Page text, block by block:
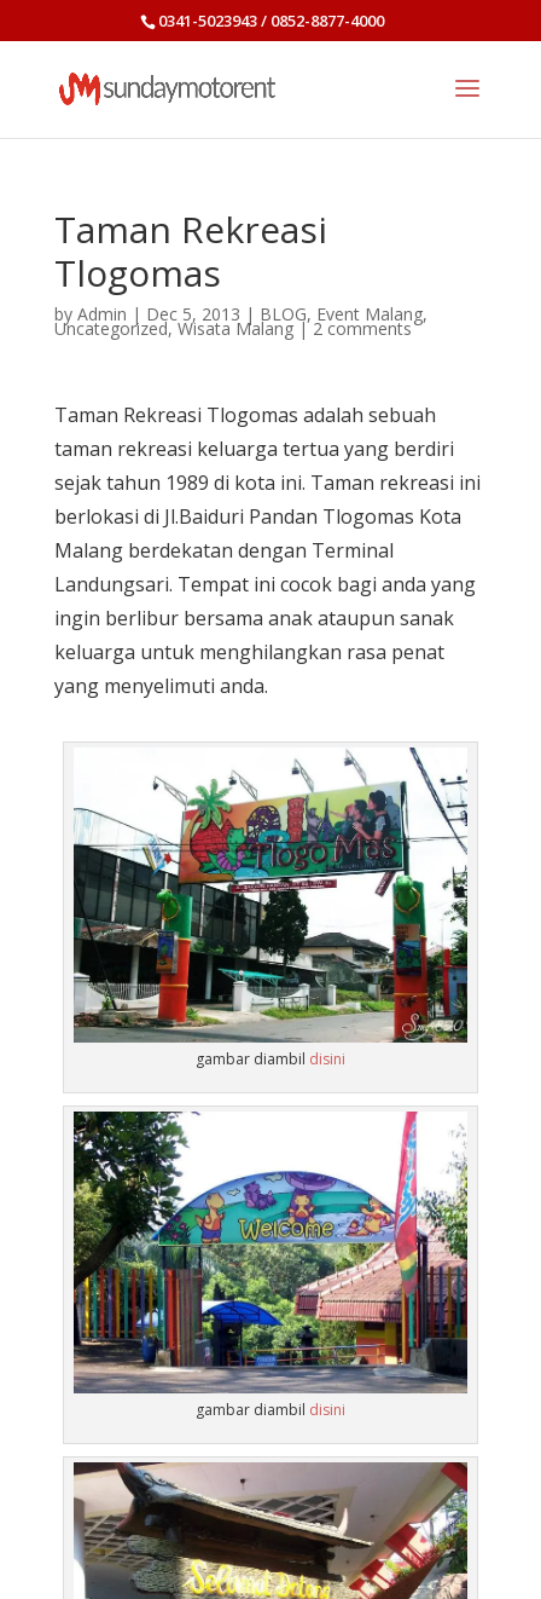
0341-5023943 / 0852-8877-4000
Taman Rekreasi
Tlogomas
by Admin | Dec 5, 2013 | BLOG, Event Malang,
Uncategorized,Wisata Malang|2 comments
Taman Rekreasi Tlogomas adalah sebuah
taman rekreasi keluarga tertua yang berdiri
sejak tahun 1989 di kota ini. Taman rekreasi ini
berlokasi di Jl.Baiduri Pandan Tlogomas Kota
Malang berdekatan dengan Terminal
Landungsari. Tempat ini cocok bagi anda yang
ingin berlibur bersama anak ataupun sanak
keluarga untuk menghilangkan rasa penat
yang menyelimuti anda.
gambar diambil disini
gambar diambil disini